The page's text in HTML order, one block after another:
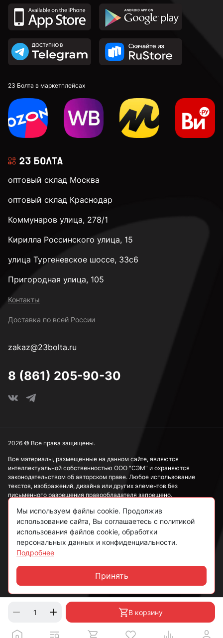
В корзину
2,7 мм
2,8 мм
2,9 мм
3 мм
3,3 мм
3,4 мм
3,8 мм
4 мм
4,2 мм
4,4 мм
23 Болта в маркетплейсах
оптовый склад Москва
оптовый склад Краснодар
Коммунаров улица, 278/1
Кирилла Россинского улица, 15
улица Тургеневское шоссе, 33с6
Пригородная улица, 105
Контакты
Доставка по всей России
zakaz@23bolta.ru
8 (861) 205-90-30
Все материалы, размещенные на данном сайте, являются
интеллектуальной собственностью ООО "СЭМ" и охраняются
законодательством об авторском праве. Любое использование
текстов, изображений, дизайна или других элементов без
письменного разрешения правообладателя запрещено.
Информация, представленная на сайте, носит исключительно
ознакомительный характер и не может рассматриваться как
публичная оферта в соответствии со ст. 437 ГК РФ.
Политика конфиденциальности
Согласие на обработку данных
Пользовательское соглашение
2026 © Все права защищены.
Мы используем файлы cookie. Продолжив
использование сайта, Вы соглашаетесь с политикой
использования файлов cookie, обработки
персональных данных и конфиденциальности.
Подробнее
Принять
Чат